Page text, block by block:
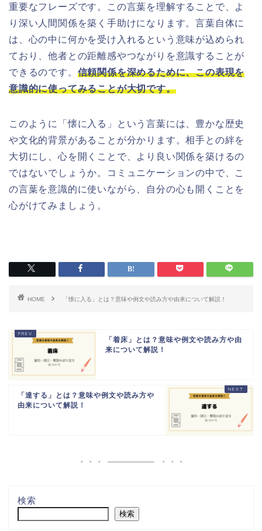
重要なフレーズです。この言葉を理解することで、よ
り深い人間関係を築く手助けになります。言葉自体に
は、心の中に何かを受け入れるという意味が込められ
ており、他者との距離感やつながりを意識することが
できるのです。 信頼関係を深めるために、この表現を
意識的に使ってみることが大切です。
このように「懐に入る」という言葉には、豊かな歴史
や文化的背景があることが分かります。相手との絆を
大切にし、心を開くことで、より良い関係を築けるの
ではないでしょうか。コミュニケーションの中で、こ
の言葉を意識的に使いながら、自分の心も開くことを
心がけてみましょう。
HOME 「懐に入る」とは？意味や例文や読み方や由来について解説！
「着床」とは？意味や例文や読み方や由
来について解説！
「達する」とは？意味や例文や読み方や
由来について解説！
検索
検索